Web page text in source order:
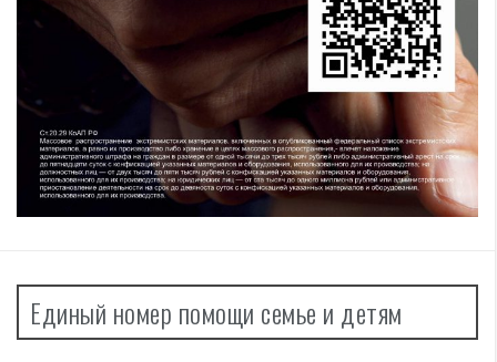
Единый номер помощи семье и детям